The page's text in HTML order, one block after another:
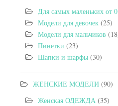
Для самых маленьких от
Модели для девочек (25)
Модели для мальчиков
Пинетки (23)
Шапки и шарфы (30)
ЖЕНСКИЕ МОДЕЛИ (90)
Женская ОДЕЖДА (35)